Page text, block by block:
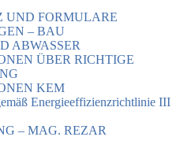
UND FORMULARE
– BAU
ABWASSER
ÜBER RICHTIGE
KEM
Energieeffizienzrichtlinie III
– MAG. REZAR